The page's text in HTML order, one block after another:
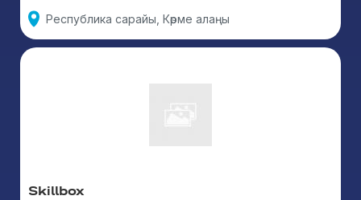
Республика сарайы, Көрме алаңы
Skillbox